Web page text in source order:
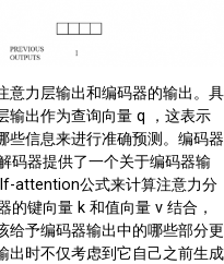
意力层输出和编码器的输出。具
输出作为查询向量 q ，这表示
些信息来进行准确预测。编码器
码器提供了一个关于编码器输
attention公式来计算注意力分
的键向量 k 和值向量 v 结合，
给予编码器输出中的哪些部分更
出时不仅考虑到它自己之前生成